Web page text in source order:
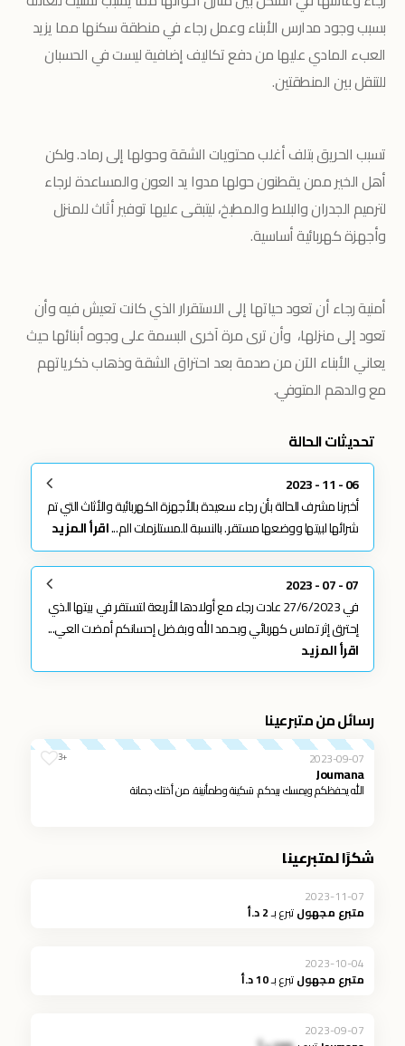
بسبب وجود مدارس الأبناء وعمل رجاء في منطقة سكنها مما يزيد
العبء المادي عليها من دفع تكاليف إضافية ليست في الحسبان
للتنقل بين المنطقتين.
تسبب الحريق بتلف أغلب محتويات الشقة وحولها إلى رماد. ولكن
أهل الخير ممن يقطنون حولها مدوا يد العون والمساعدة لرجاء
لترميم الجدران والبلاط والمطبخ، ليتبقى عليها توفير أثاث للمنزل
وأجهزة كهربائية أساسية.
أمنية رجاء أن تعود حياتها إلى الاستقرار الذي كانت تعيش فيه وأن
تعود إلى منزلها، وأن ترى مرة آخرى البسمة على وجوه أبنائها حيث
يعاني الأبناء الآن من صدمة بعد احتراق الشقة وذهاب ذكرياتهم
مع والدهم المتوفي.
تحديثات الحالة
06 - 11 - 2023
أخبرنا مشرف الحالة بأن رجاء سعيدة بالأجهزة الكهربائية والأثاث التي تم
شرائها لبيتها ووضعها مستقر. بالنسبة للمستلزمات الم...اقرأ المزيد
07 - 07 - 2023
في 27/6/2023 عادت رجاء مع أولادها الأربعة لتستقر في بيتها الذي
إحترق إثر تماس كهربائي وبحمد الله وبفضل إحسانكم أمضت العي...
اقرأ المزيد
رسائل من متبرعينا
2023-09-07
+3
Joumana
الله يحفظكم ويمسك بيدكم. سَكينة وطمأنينة. من أختك جمانة
شكرًا لمتبرعينا
2023-11-07
متبرع مجهولتبرع بـ2 د.أ
2023-10-04
متبرع مجهولتبرع بـ10 د.أ
2023-09-07